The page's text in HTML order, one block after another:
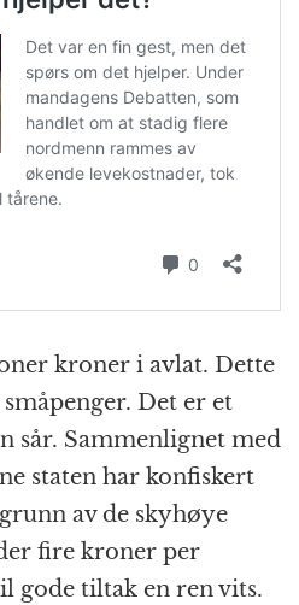
kroner i avlat. Dette
Det er et
sår. Sammenlignet med
staten har konfiskert
av de skyhøye
fire kroner per
gode tiltak en ren vits.